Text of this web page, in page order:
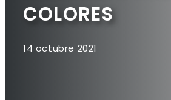
COLORES
14 octubre 2021